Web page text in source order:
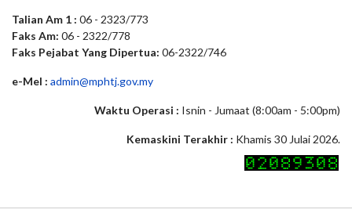
Talian Am 1 : 06 - 2323/773
Faks Am: 06 - 2322/778
Faks Pejabat Yang Dipertua: 06-2322/746
e-Mel : admin@mphtj.gov.my
Waktu Operasi : Isnin - Jumaat (8:00am - 5:00pm)
Kemaskini Terakhir : Khamis 30 Julai 2026.